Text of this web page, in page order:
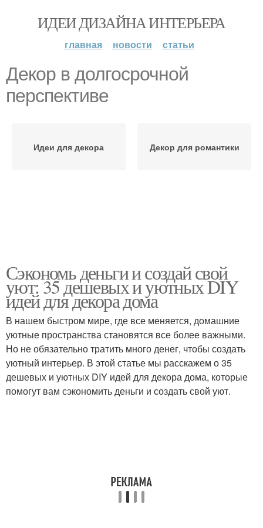
ИДЕИ ДИЗАЙНА ИНТЕРЬЕРА
главная новости статьи
Декор в долгосрочной
перспективе
Идеи для декора Декор для романтики
Сэкономь деньги и создай свой
уют: 35 дешевых и уютных DIY
идей для декора дома
В нашем быстром мире, где все меняется, домашние
уютные пространства становятся все более важными.
Но не обязательно тратить много денег, чтобы создать
уютный интерьер. В этой статье мы расскажем о 35
дешевых и уютных DIY идей для декора дома, которые
помогут вам сэкономить деньги и создать свой уют.